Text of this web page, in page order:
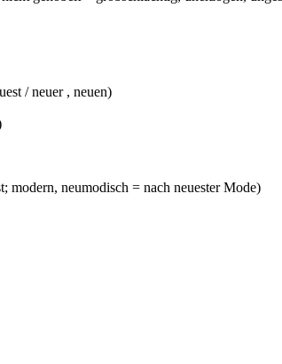
/ neuer , neuen)
modern, neumodisch = nach neuester Mode)